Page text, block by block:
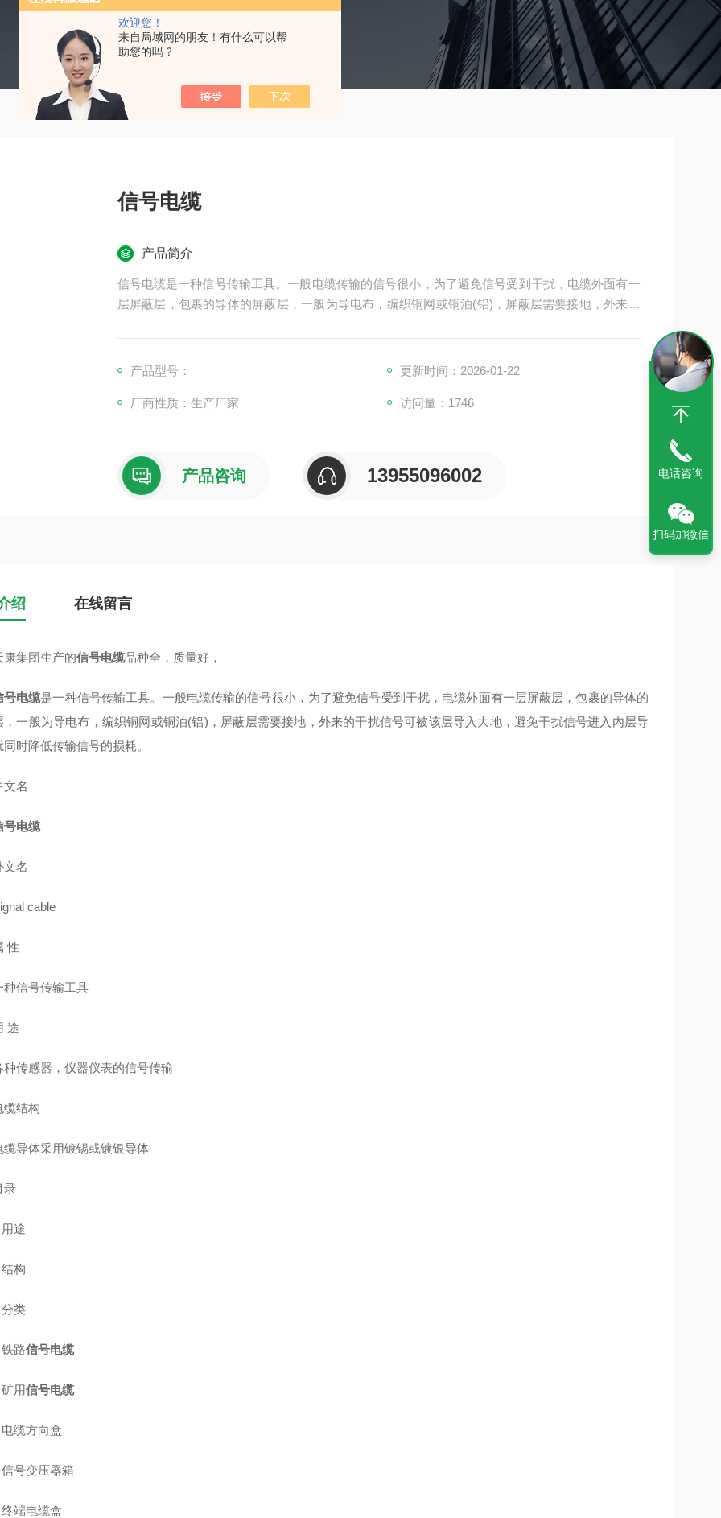
欢迎您！
来自局域网的朋友！有什么可以帮
助您的吗？
信号电缆
产品简介
信号电缆是一种信号传输工具。一般电缆传输的信号很小，为了避免信号受到干扰，电缆外面有一
层屏蔽层，包裹的导体的屏蔽层，一般为导电布，编织铜网或铜泊(铝)，屏蔽层需要接地，外来的
产品型号： 更新时间：2026-01-22
厂商性质：生产厂家 访问量：1746
产品咨询 13955096002
绍 在线留言
康集团生产的信号电缆品种全，质量好，
号电缆是一种信号传输工具。一般电缆传输的信号很小，为了避免信号受到干扰，电缆外面有一层屏蔽层，包裹的导体的
，一般为导电布，编织铜网或铜泊(铝)，屏蔽层需要接地，外来的干扰信号可被该层导入大地，避免干扰信号进入内层导
时降低传输信号的损耗。
名
号电缆
名
cable
信号传输工具
感器，仪器仪表的信号传输
结构
体采用镀锡或镀银导体
途
构
类
路信号电缆
用信号电缆
方向盒
变压器箱
电缆盒
电话咨询
扫码加微信